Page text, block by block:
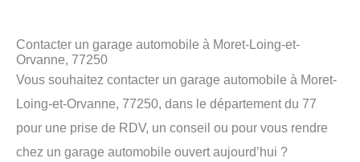
Contacter un garage automobile à Moret-Loing-et-
Orvanne, 77250
Vous souhaitez contacter un garage automobile à Moret-
Loing-et-Orvanne, 77250, dans le département du 77
pour une prise de RDV, un conseil ou pour vous rendre
chez un garage automobile ouvert aujourd’hui ?